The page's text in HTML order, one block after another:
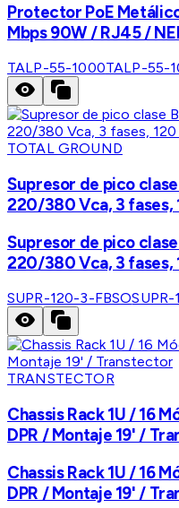
Protector PoE
Mbps 90W / RJ45 /
TALP-55-1000TALP-55-
TOTAL GROUND
Supresor de pico
220/380 Vca, 3 fases,
Supresor de pico
220/380 Vca, 3 fases,
SUPR-120-3-FBSO
TRANSTECTOR
Chassis Rack 1U / 16
DPR / Montaje 19' /
Chassis Rack 1U / 16
DPR / Montaje 19' /